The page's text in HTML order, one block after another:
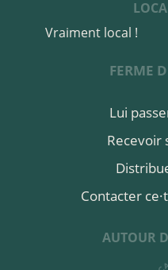
Vraiment local !
FERME
Lui
Recevoir
Contacter
AUTOUR